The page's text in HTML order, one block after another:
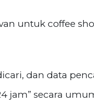
untuk coffee
dan data
jam” secara